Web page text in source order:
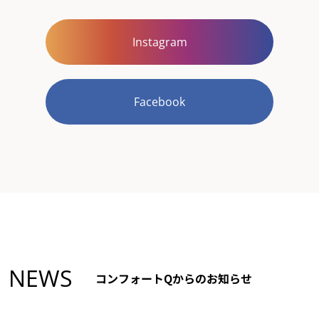
Instagram
Facebook
NEWS コンフォートQからのお知らせ